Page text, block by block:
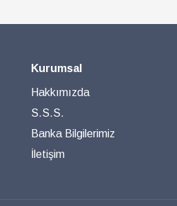
Kurumsal
Hakkımızda
S.S.S.
Banka Bilgilerimiz
İletişim